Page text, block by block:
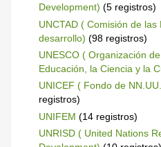
Development) (5 registros)
UNCTAD ( Comisión de
desarrollo) (98 registros)
UNESCO ( Organización
Educación, la Ciencia y la
UNICEF ( Fondo de
registros)
UNIFEM (14 registros)
UNRISD ( United Nations